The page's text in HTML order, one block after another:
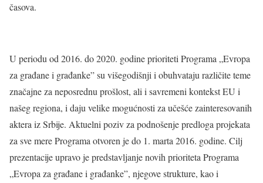
časova.
U periodu od 2016. do 2020. godine prioriteti Programa „Evropa
za građane i građanke” su višegodišnji i obuhvataju različite teme
značajne za neposrednu prošlost, ali i savremeni kontekst EU i
našeg regiona, i daju velike mogućnosti za učešće zainteresovanih
aktera iz Srbije. Aktuelni poziv za podnošenje predloga projekata
za sve mere Programa otvoren je do 1. marta 2016. godine. Cilj
prezentacije upravo je predstavljanje novih prioriteta Programa
„Evropa za građane i građanke”, njegove strukture, kao i